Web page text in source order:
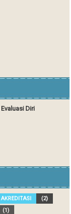
Diri
AKREDITASI
(2)
(1)